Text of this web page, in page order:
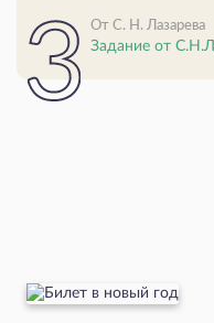
От С. Н. Лазарева
Задание от